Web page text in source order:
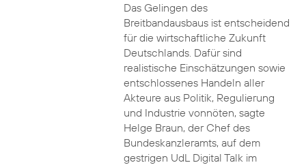
Das Gelingen des
Breitbandausbaus ist entscheidend
für die wirtschaftliche Zukunft
Deutschlands. Dafür sind
realistische Einschätzungen sowie
entschlossenes Handeln aller
Akteure aus Politik, Regulierung
und Industrie vonnöten, sagte
Helge Braun, der Chef des
Bundeskanzleramts, auf dem
gestrigen UdL Digital Talk im